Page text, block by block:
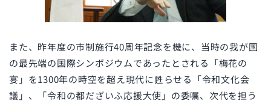
また、昨年度の市制施行40周年記念を機に、当時の我が国
の最先端の国際シンポジウムであったとされる「梅花の
宴」を1300年の時空を超え現代に甦らせる「令和文化会
議」、「令和の都だざいふ応援大使」の委嘱、次代を担う